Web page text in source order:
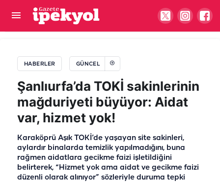
HABERLER GÜNCEL
Şanlıurfa’da TOKİ sakinlerinin
mağduriyeti büyüyor: Aidat
var, hizmet yok!
Karaköprü Aşık TOKİ’de yaşayan site sakinleri,
aylardır binalarda temizlik yapılmadığını, buna
rağmen aidatlara gecikme faizi işletildiğini
belirterek, “Hizmet yok ama aidat ve gecikme faizi
düzenli olarak alınıyor” sözleriyle duruma tepki
60 yıllık hasret Şanlıurfa’da son buldu: